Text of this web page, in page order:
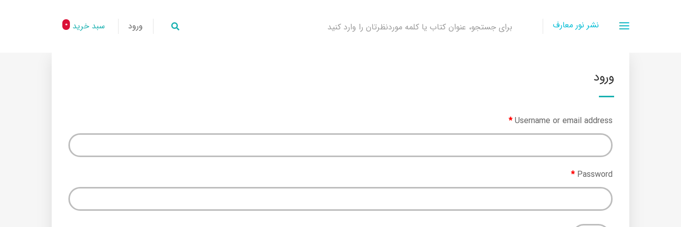
نشر نور معارف برای جستجو، عنوان کتاب یا کلمه موردنظرتان را وارد کنید ورود سبد خرید 0
ورود
Username or email address
*
Password
*